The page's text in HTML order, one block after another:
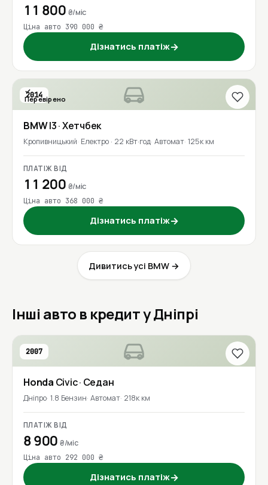
11 800 ₴/міс
Ціна авто 390 000 ₴
Дізнатись платіж→
2014
Перевірено
BMWI3· Хетчбек
Кропивницький Електро · 22 кВт·год Автомат 125к км
ПЛАТІЖ ВІД
11 200 ₴/міс
Ціна авто 368 000 ₴
Дізнатись платіж→
Дивитись усі BMW →
Інші авто в кредит у Дніпрі
2007
Honda Civic· Седан
Дніпро 1.8 Бензин Автомат 218к км
ПЛАТІЖ ВІД
8 900₴/міс
Ціна авто 292 000 ₴
Дізнатись платіж→